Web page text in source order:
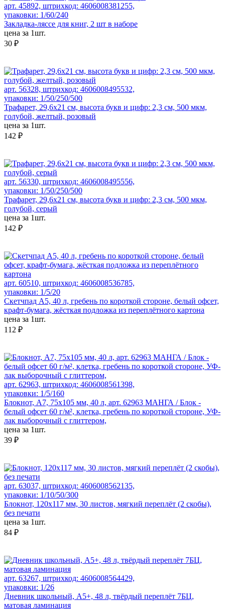
арт. 45892, штрихкод: 4606008381255,
упаковки: 1/60/240
Закладка-ляссе для книг, 2 шт в наборе
цена за 1шт.
30 ₽
арт. 56328, штрихкод: 4606008495532,
упаковки: 1/50/250/500
Трафарет, 29,6х21 см, высота букв и цифр: 2,3 см, 500 мкм,
голубой, желтый, розовый
цена за 1шт.
142 ₽
арт. 56330, штрихкод: 4606008495556,
упаковки: 1/50/250/500
Трафарет, 29,6х21 см, высота букв и цифр: 2,3 см, 500 мкм,
голубой, серый
цена за 1шт.
142 ₽
арт. 60510, штрихкод: 4606008536785,
упаковки: 1/5/20
Скетчпад А5, 40 л, гребень по короткой стороне, белый офсет,
крафт-бумага, жёсткая подложка из переплётного картона
цена за 1шт.
112 ₽
арт. 62963, штрихкод: 4606008561398,
упаковки: 1/5/160
Блокнот, А7, 75х105 мм, 40 л, арт. 62963 МАНГА / Блок -
белый офсет 60 г/м², клетка, гребень по короткой стороне, УФ-
лак выборочный с глиттером,
цена за 1шт.
39 ₽
арт. 63037, штрихкод: 4606008562135,
упаковки: 1/10/50/300
Блокнот, 120х117 мм, 30 листов, мягкий переплёт (2 скобы),
без печати
цена за 1шт.
84 ₽
арт. 63267, штрихкод: 4606008564429,
упаковки: 1/26
Дневник школьный, А5+, 48 л, твёрдый переплёт 7БЦ,
матовая ламинация